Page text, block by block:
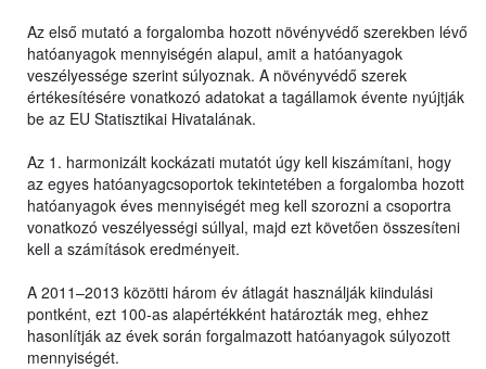
Az első mutató a forgalomba hozott növényvédő szerekben lévő
hatóanyagok mennyiségén alapul, amit a hatóanyagok
veszélyessége szerint súlyoznak. A növényvédő szerek
értékesítésére vonatkozó adatokat a tagállamok évente nyújtják
be az EU Statisztikai Hivatalának.
Az 1. harmonizált kockázati mutatót úgy kell kiszámítani, hogy
az egyes hatóanyagcsoportok tekintetében a forgalomba hozott
hatóanyagok éves mennyiségét meg kell szorozni a csoportra
vonatkozó veszélyességi súllyal, majd ezt követően összesíteni
kell a számítások eredményeit.
A 2011–2013 közötti három év átlagát használják kiindulási
pontként, ezt 100-as alapértékként határozták meg, ehhez
hasonlítják az évek során forgalmazott hatóanyagok súlyozott
mennyiségét.